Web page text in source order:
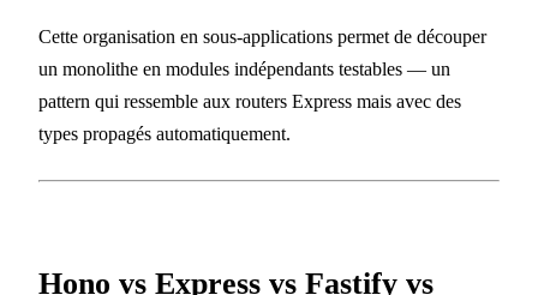
Cette organisation en sous-applications permet de découper
un monolithe en modules indépendants testables — un
pattern qui ressemble aux routers Express mais avec des
types propagés automatiquement.
Hono vs Express vs Fastify vs